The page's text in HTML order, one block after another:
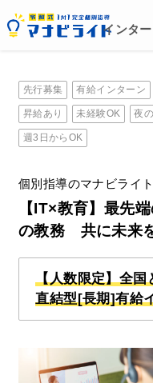
先行募集 有給インターン
昇給あり 未経験OK 夜
週3日からOK
個別指導のマナビライト
【IT×教育】最先
の教務 共に未来
【人数限定】全国
直結型[長期]有給